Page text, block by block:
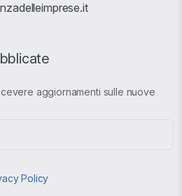
aggiornamenti sulle nuove
Policy